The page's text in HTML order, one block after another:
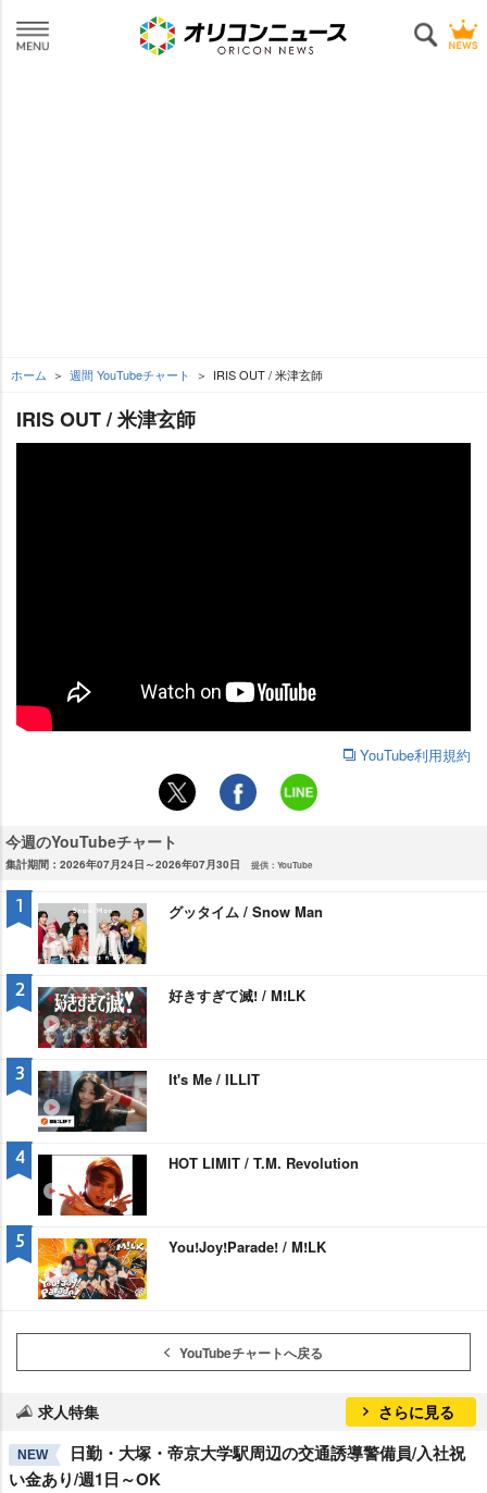
ホーム 週間 YouTubeチャート IRIS OUT / 米津玄師
IRIS OUT / 米津玄師
YouTube利用規約
今週のYouTubeチャート
集計期間：2026年07月24日～2026年07月30日 提供：YouTube
1 グッタイム / Snow Man
2 好きすぎて滅! / M!LK
3 It's Me / ILLIT
4 HOT LIMIT / T.M. Revolution
5 You!Joy!Parade! / M!LK
YouTubeチャートへ戻る
求人特集 さらに見る
NEW
日勤・大塚・帝京大学駅周辺の交通誘導警備員/入社祝
い金あり/週1日～OK